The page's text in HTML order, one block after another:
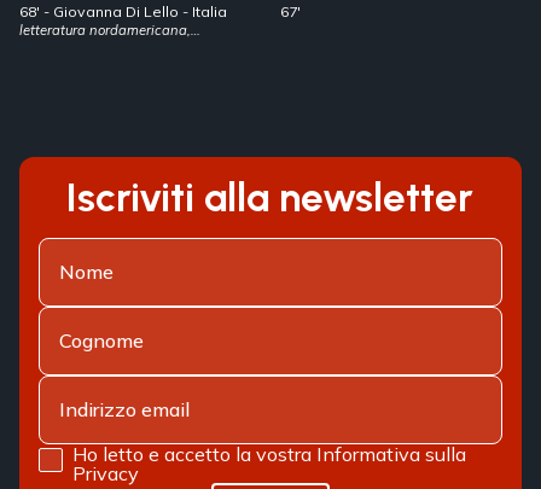
68' - Giovanna Di Lello - Italia
letteratura nordamericana,
67'
Iscriviti alla newsletter
Ho letto e accetto la vostra Informativa sulla
Privacy